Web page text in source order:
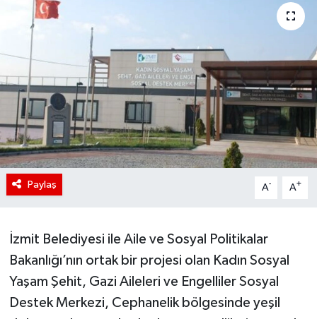
Paylaş A- A+
İzmit Belediyesi ile Aile ve Sosyal Politikalar
Bakanlığı’nın ortak bir projesi olan Kadın Sosyal
Yaşam Şehit, Gazi Aileleri ve Engelliler Sosyal
Destek Merkezi, Cephanelik bölgesinde yeşil